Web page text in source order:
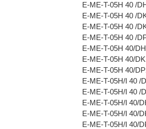
E-ME-T-05H 40 /
E-ME-T-05H 40 /
E-ME-T-05H 40 /
E-ME-T-05H 40 /
E-ME-T-05H 40/
E-ME-T-05H 40/
E-ME-T-05H 40/
E-ME-T-05H/I 40 /
E-ME-T-05H/I 40 /
E-ME-T-05H/I 40/
E-ME-T-05H/I 40/
E-ME-T-05H/I 40/